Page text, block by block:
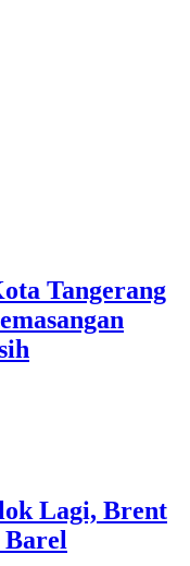
Tangerang
Lagi, Brent
Barel